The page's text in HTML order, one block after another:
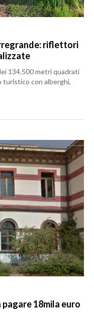
riflettori
134.500 metri quadrati
turistico con alberghi,
18mila euro